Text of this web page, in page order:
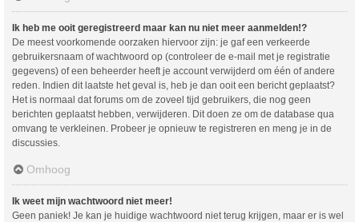
Ik heb me ooit geregistreerd maar kan nu niet meer aanmelden!?
De meest voorkomende oorzaken hiervoor zijn: je gaf een verkeerde
gebruikersnaam of wachtwoord op (controleer de e-mail met je registratie
gegevens) of een beheerder heeft je account verwijderd om één of andere
reden. Indien dit laatste het geval is, heb je dan ooit een bericht geplaatst?
Het is normaal dat forums om de zoveel tijd gebruikers, die nog geen
berichten geplaatst hebben, verwijderen. Dit doen ze om de database qua
omvang te verkleinen. Probeer je opnieuw te registreren en meng je in de
discussies.
Omhoog
Ik weet mijn wachtwoord niet meer!
Geen paniek! Je kan je huidige wachtwoord niet terug krijgen, maar er is wel